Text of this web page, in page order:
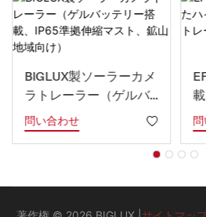
BIGLUX製ソーラーカメ
ラトレーラー（ゲルバ
ッテリー搭載、IP65準
拠伸縮マスト、鉱山地
問い合わせ